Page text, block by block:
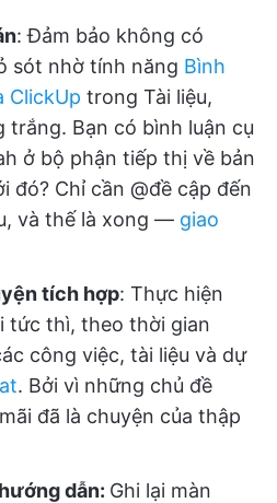
: Đảm bảo không có
sót nhờ tính năng Bình
ClickUp trong Tài liệu,
trắng. Bạn có bình luận cụ
ở bộ phận tiếp thị về bản
đó? Chỉ cần @đề cập đến
và thế là xong — giao
tích hợp: Thực hiện
tức thì, theo thời gian
công việc, tài liệu và dự
. Bởi vì những chủ đề
đã là chuyện của thập
dẫn: Ghi lại màn